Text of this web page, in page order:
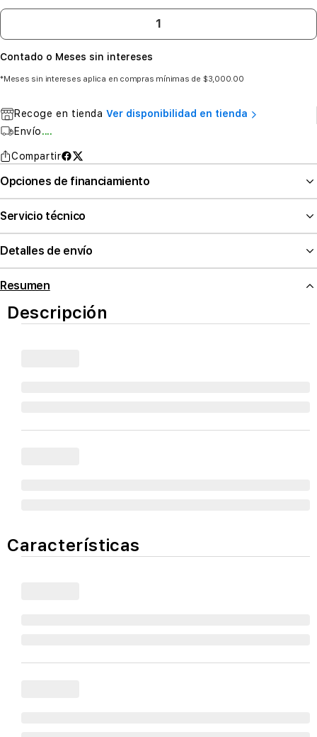
Contado o Meses sin intereses
*Meses sin intereses aplica en compras mínimas de $3,000.00
Recoge en tienda Ver disponibilidad en tienda
Envío....
Compartir
Opciones de financiamiento
Servicio técnico
Detalles de envío
Resumen
Descripción
Características